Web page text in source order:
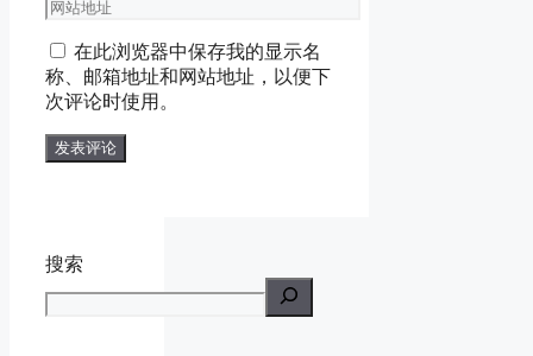
在此浏览器中保存我的显示名
称、邮箱地址和网站地址，以便下
次评论时使用。
搜索